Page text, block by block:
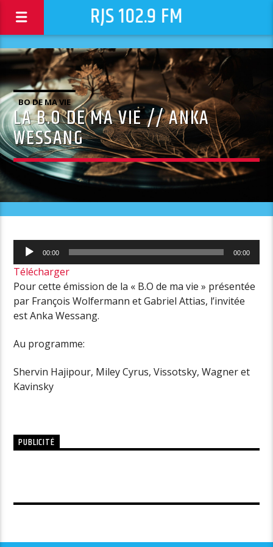
RJS 102.9 FM
BO DE MA VIE
LA B.O DE MA VIE // ANKA
WESSANG
Lecteur
audio
00:00 00:00
Télécharger
Pour cette émission de la « B.O de ma vie » présentée
par François Wolfermann et Gabriel Attias, l’invitée
est Anka Wessang.
Au programme:
Shervin Hajipour, Miley Cyrus, Vissotsky, Wagner et
Kavinsky
PUBLICITÉ